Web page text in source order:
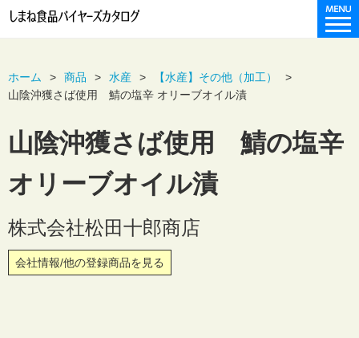
ホーム 商品 水産
【水産】その他（加工）
山陰沖獲さば使用 鯖の塩辛 オリーブオイル漬
山陰沖獲さば使用 鯖の塩辛
オリーブオイル漬
株式会社松田十郎商店
会社情報/他の登録商品を見る